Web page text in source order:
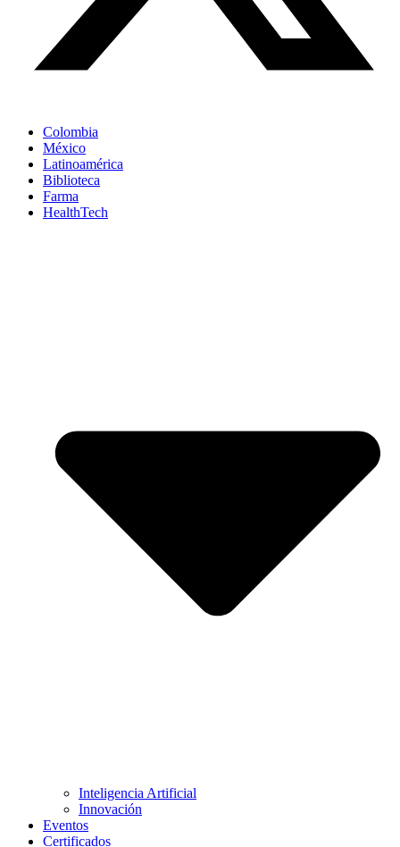
Colombia
México
Latinoamérica
Biblioteca
Farma
HealthTech
Inteligencia Artificial
Innovación
Eventos
Certificados